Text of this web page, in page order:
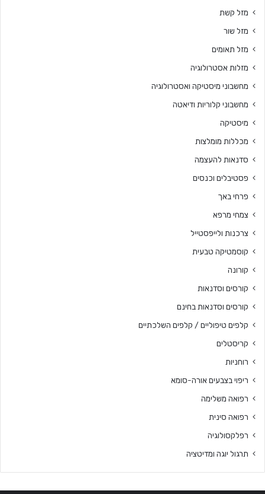
מזל קשת
מזל שור
מזל תאומים
מזלות אסטרולוגיה
מחשבוני מיסטיקה ואסטרולוגיה
מחשבוני קלוריות ודיאטה
מיסטיקה
מכללות מומלצות
סדנאות להעצמה
פסטיבלים וכנסים
פרחי באך
צמחי מרפא
צרכנות ולייפסטייל
קוסמטיקה טבעית
קורונה
קורסים וסדנאות
קורסים וסדנאות בחינם
קלפים טיפוליים / קלפים השלכתיים
קריסטלים
רוחניות
ריפוי בצבעים אורה-סומא
רפואה משלימה
רפואה סינית
רפלקסולוגיה
תרגול יוגה ומדיטציה